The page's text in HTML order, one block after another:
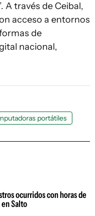
A través de Ceibal,
acceso a entornos
de
nacional,
portátiles
ocurridos con horas de
Salto